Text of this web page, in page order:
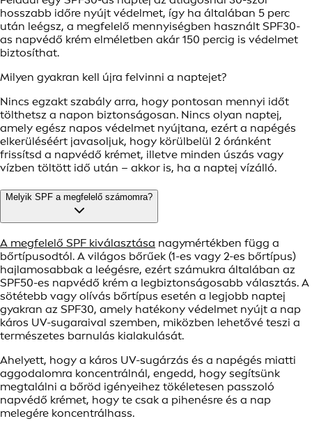
hosszabb időre nyújt védelmet, így ha általában 5 perc
után leégsz, a megfelelő mennyiségben használt SPF30-
as napvédő krém elméletben akár 150 percig is védelmet
biztosíthat.
Milyen gyakran kell újra felvinni a naptejet?
Nincs egzakt szabály arra, hogy pontosan mennyi időt
tölthetsz a napon biztonságosan. Nincs olyan naptej,
amely egész napos védelmet nyújtana, ezért a napégés
elkerüléséért javasoljuk, hogy körülbelül 2 óránként
frissítsd a napvédő krémet, illetve minden úszás vagy
vízben töltött idő után – akkor is, ha a naptej vízálló.
Melyik SPF a megfelelő számomra?
A megfelelő SPF kiválasztása nagymértékben függ a
bőrtípusodtól. A világos bőrűek (1-es vagy 2-es bőrtípus)
hajlamosabbak a leégésre, ezért számukra általában az
SPF50-es napvédő krém a legbiztonságosabb választás. A
sötétebb vagy olívás bőrtípus esetén a legjobb naptej
gyakran az SPF30, amely hatékony védelmet nyújt a nap
káros UV-sugaraival szemben, miközben lehetővé teszi a
természetes barnulás kialakulását.
Ahelyett, hogy a káros UV-sugárzás és a napégés miatti
aggodalomra koncentrálnál, engedd, hogy segítsünk
megtalálni a bőröd igényeihez tökéletesen passzoló
napvédő krémet, hogy te csak a pihenésre és a nap
melegére koncentrálhass.